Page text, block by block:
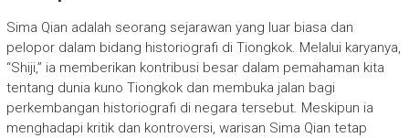
Sima Qian adalah seorang sejarawan yang luar biasa dan
pelopor dalam bidang historiografi di Tiongkok. Melalui karyanya,
“Shiji,” ia memberikan kontribusi besar dalam pemahaman kita
tentang dunia kuno Tiongkok dan membuka jalan bagi
perkembangan historiografi di negara tersebut. Meskipun ia
menghadapi kritik dan kontroversi, warisan Sima Qian tetap